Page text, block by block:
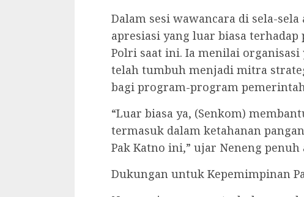
Dalam sesi wawancara di sela-
apresiasi yang luar biasa
Polri saat ini. Ia menilai
telah tumbuh menjadi mitra
bagi program-program
“Luar biasa ya, (Senkom)
termasuk dalam ketahanan
Pak Katno ini,” ujar Neneng penuh
Dukungan untuk Kepemimpinan